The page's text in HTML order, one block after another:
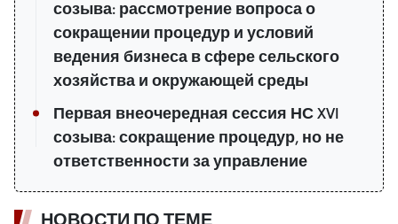
созыва: рассмотрение вопроса о
сокращении процедур и условий
ведения бизнеса в сфере сельского
хозяйства и окружающей среды
Первая внеочередная сессия НС XVI
созыва: сокращение процедур, но не
ответственности за управление
НОВОСТИ ПО ТЕМЕ